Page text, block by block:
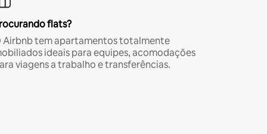
flats?
Airbnb tem apartamentos totalmente
ideais para equipes, acomodações
viagens a trabalho e transferências.